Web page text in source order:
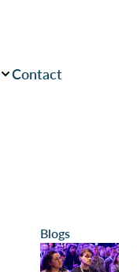
Contact
Blogs